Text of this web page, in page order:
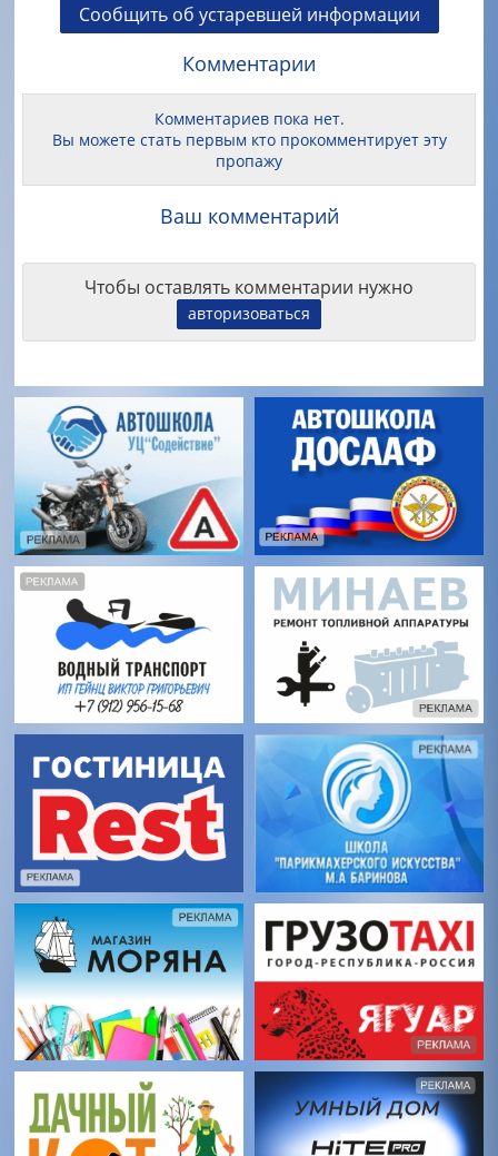
Сообщить об устаревшей информации
Комментарии
Комментариев пока нет.
Вы можете стать первым кто прокомментирует эту
пропажу
Ваш комментарий
Чтобы оставлять комментарии нужно
авторизоваться